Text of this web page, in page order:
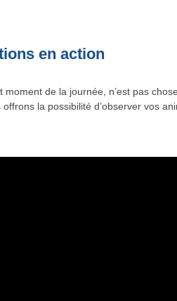
en action
de la journée, n’est pas chose
la possibilité d’observer vos